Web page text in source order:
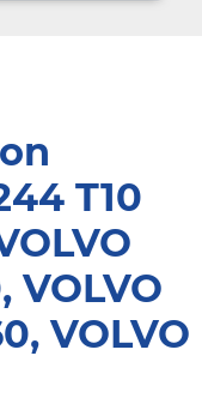
T10
VOLVO
VOLVO